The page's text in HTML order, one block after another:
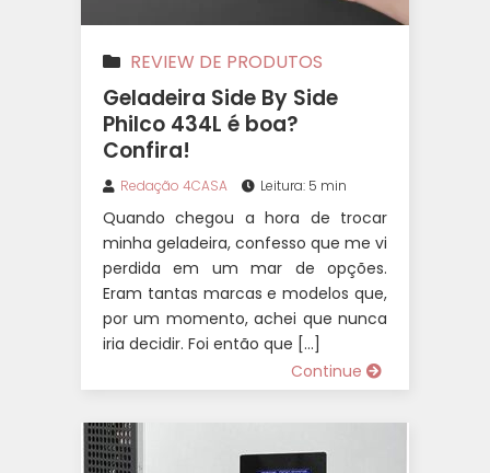
REVIEW DE PRODUTOS
Geladeira Side By Side
Philco 434L é boa?
Confira!
Redação 4CASA Leitura: 5 min
Quando chegou a hora de trocar
minha geladeira, confesso que me vi
perdida em um mar de opções.
Eram tantas marcas e modelos que,
por um momento, achei que nunca
iria decidir. Foi então que […]
Continue